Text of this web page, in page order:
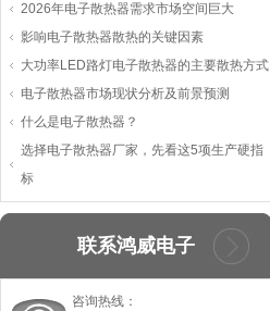
2026年电子散热器需求市场空间巨大
影响电子散热器散热的关键因素
大功率LED路灯电子散热器的主要散热方式
电子散热器市场现状分析及前景预测
什么是电子散热器？
选择电子散热器厂家，先看这5项生产硬指
标
联系鸿威电子
咨询热线：